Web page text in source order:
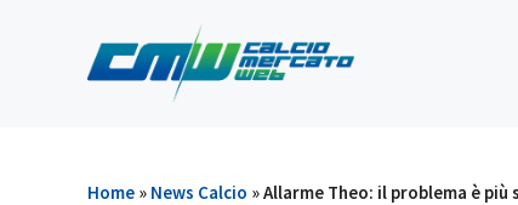
contenuto
Home » News Calcio »Allarme Theo: il problema è